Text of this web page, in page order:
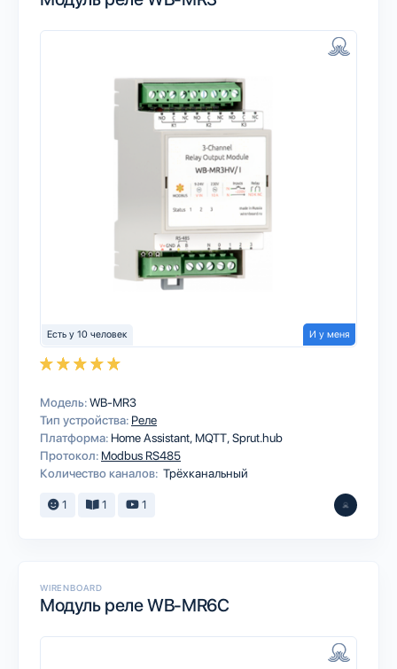
Есть у 10 человек И у меня
Модель:WB-MR3
Тип устройства: Реле
Платформа: Home Assistant MQTTSprut.hub
Протокол: Modbus RS485
Количество каналов: Трёхканальный
1 1 1
WIRENBOARD
Модуль реле WB-MR6C